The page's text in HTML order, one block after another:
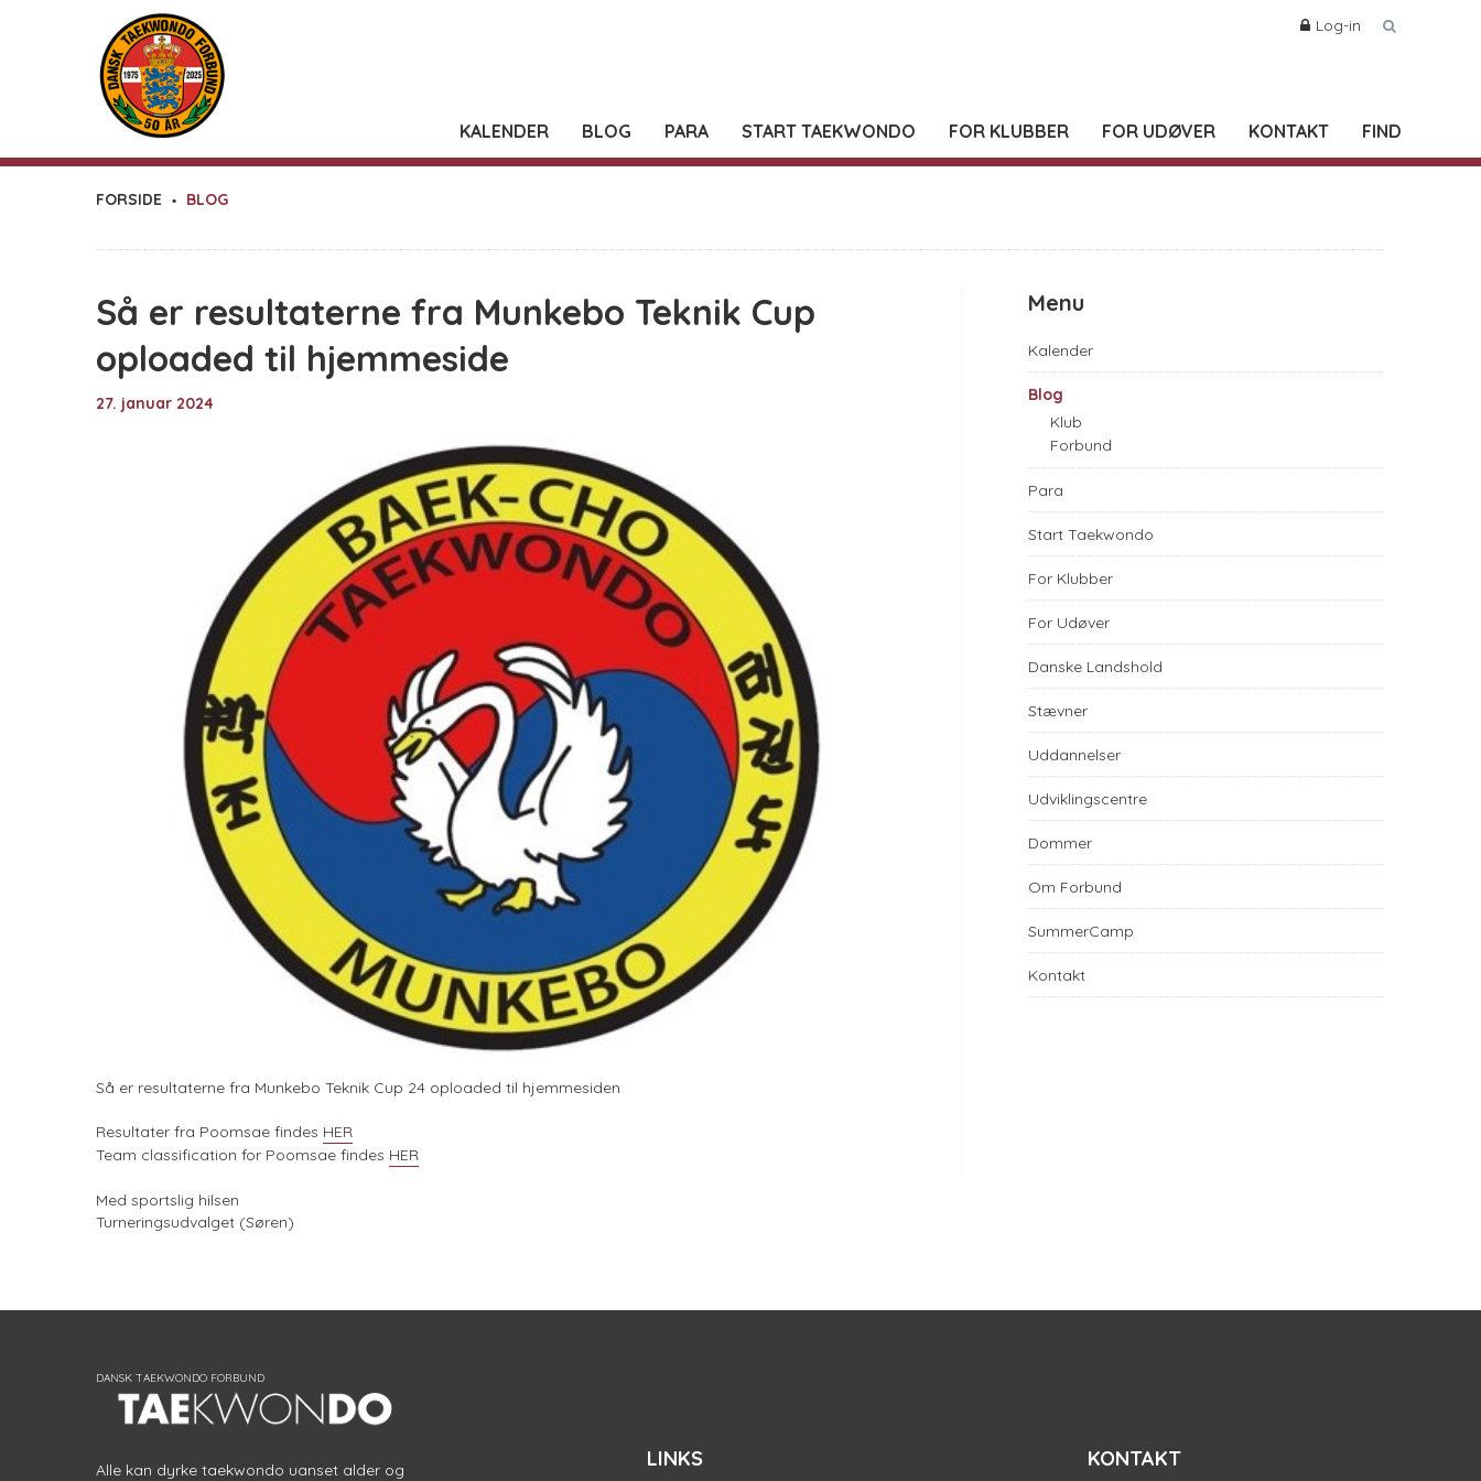
Log-in
KALENDER BLOG PARA START TAEKWONDO FOR KLUBBER FOR UDØVER KONTAKT FIND
FORSIDE BLOG
Så er resultaterne fra Munkebo Teknik Cup
oploaded til hjemmeside
27. januar 2024
Så er resultaterne fra Munkebo Teknik Cup 24 oploaded til hjemmesiden
Resultater fra Poomsae findes HER
Team classification for Poomsae findes HER
Med sportslig hilsen
Turneringsudvalget (Søren)
Menu
Kalender
Blog
Klub
Forbund
Para
Start Taekwondo
For Klubber
For Udøver
Danske Landshold
Stævner
Uddannelser
Udviklingscentre
Dommer
Om Forbund
SummerCamp
Kontakt
Alle kan dyrke taekwondo uanset alder og LINKS KONTAKT